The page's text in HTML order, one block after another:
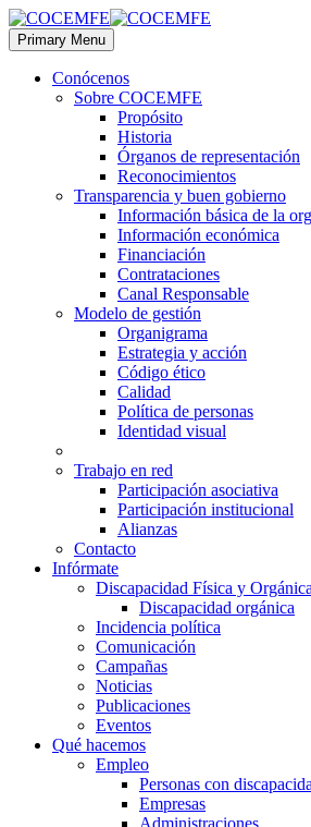
Primary Menu
Conócenos
Sobre COCEMFE
Propósito
Historia
Órganos de representación
Reconocimientos
Transparencia y buen gobierno
Información básica de la
Información económica
Financiación
Contrataciones
Canal Responsable
Modelo de gestión
Organigrama
Estrategia y acción
Código ético
Calidad
Política de personas
Identidad visual
Trabajo en red
Participación asociativa
Participación institucional
Alianzas
Contacto
Infórmate
Discapacidad Física y Orgánica
Discapacidad orgánica
Incidencia política
Comunicación
Campañas
Noticias
Publicaciones
Eventos
Qué hacemos
Empleo
Personas con
Empresas
Administraciones